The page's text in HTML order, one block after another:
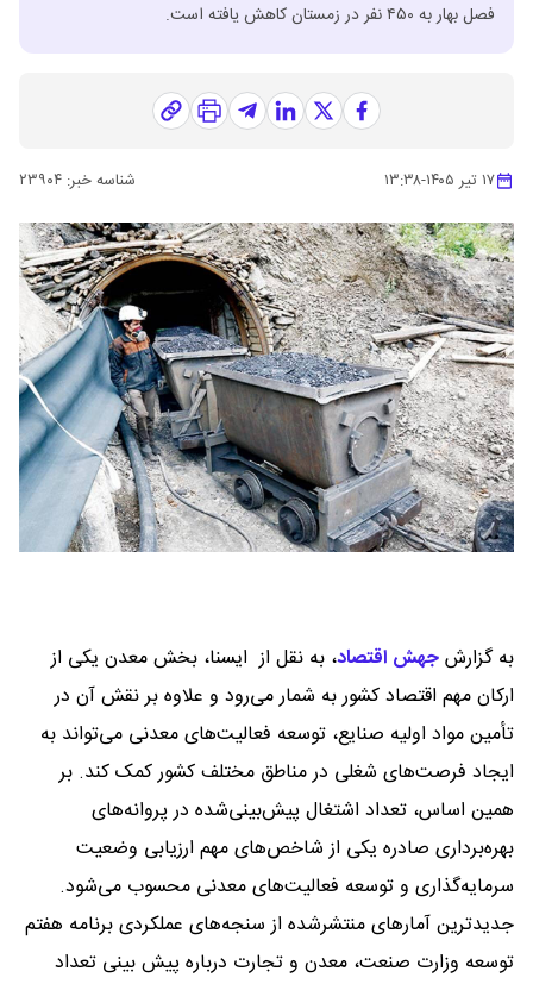
فصل بهار به ۴۵۰ نفر در زمستان کاهش یافته است.
۱۷ تیر ۱۴۰۵ -۱۳:۳۸ شناسه خبر: ۲۳۹۰۴
به گزارشجهش اقتصاد، به نقل از ایسنا، بخش معدن یکی از
ارکان مهم اقتصاد کشور به شمار می‌رود و علاوه بر نقش آن در
تأمین مواد اولیه صنایع، توسعه فعالیت‌های معدنی می‌تواند به
ایجاد فرصت‌های شغلی در مناطق مختلف کشور کمک کند. بر
همین اساس، تعداد اشتغال پیش‌بینی‌شده در پروانه‌های
بهره‌برداری صادره یکی از شاخص‌های مهم ارزیابی وضعیت
سرمایه‌گذاری و توسعه فعالیت‌های معدنی محسوب می‌شود.
جدیدترین آمارهای منتشرشده از سنجه‌های عملکردی برنامه هفتم
توسعه وزارت صنعت، معدن و تجارت درباره پیش بینی تعداد